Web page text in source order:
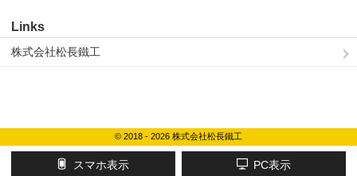
Links
株式会社松長鐵工
© 2018 - 2026 株式会社松長鐵工
スマホ表示 PC表示